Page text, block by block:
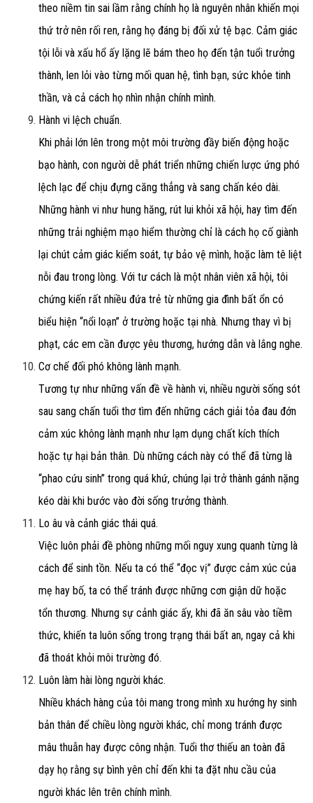
theo niềm tin sai lầm rằng chính họ là nguyên nhân khiến mọi
thứ trở nên rối ren, rằng họ đáng bị đối xử tệ bạc. Cảm giác
tội lỗi và xấu hổ ấy lặng lẽ bám theo họ đến tận tuổi trưởng
thành, len lỏi vào từng mối quan hệ, tình bạn, sức khỏe tinh
thần, và cả cách họ nhìn nhận chính mình.
Hành vi lệch chuẩn.
Khi phải lớn lên trong một môi trường đầy biến động hoặc
bạo hành, con người dễ phát triển những chiến lược ứng phó
lệch lạc để chịu đựng căng thẳng và sang chấn kéo dài.
Những hành vi như hung hăng, rút lui khỏi xã hội, hay tìm đến
những trải nghiệm mạo hiểm thường chỉ là cách họ cố giành
lại chút cảm giác kiểm soát, tự bảo vệ mình, hoặc làm tê liệt
nỗi đau trong lòng. Với tư cách là một nhân viên xã hội, tôi
chứng kiến rất nhiều đứa trẻ từ những gia đình bất ổn có
biểu hiện “nổi loạn” ở trường hoặc tại nhà. Nhưng thay vì bị
phạt, các em cần được yêu thương, hướng dẫn và lắng nghe.
Cơ chế đối phó không lành mạnh.
Tương tự như những vấn đề về hành vi, nhiều người sống sót
sau sang chấn tuổi thơ tìm đến những cách giải tỏa đau đớn
cảm xúc không lành mạnh như lạm dụng chất kích thích
hoặc tự hại bản thân. Dù những cách này có thể đã từng là
“phao cứu sinh” trong quá khứ, chúng lại trở thành gánh nặng
kéo dài khi bước vào đời sống trưởng thành.
Lo âu và cảnh giác thái quá.
Việc luôn phải đề phòng những mối nguy xung quanh từng là
cách để sinh tồn. Nếu ta có thể “đọc vị” được cảm xúc của
mẹ hay bố, ta có thể tránh được những cơn giận dữ hoặc
tổn thương. Nhưng sự cảnh giác ấy, khi đã ăn sâu vào tiềm
thức, khiến ta luôn sống trong trạng thái bất an, ngay cả khi
đã thoát khỏi môi trường đó.
Luôn làm hài lòng người khác.
Nhiều khách hàng của tôi mang trong mình xu hướng hy sinh
bản thân để chiều lòng người khác, chỉ mong tránh được
mâu thuẫn hay được công nhận. Tuổi thơ thiếu an toàn đã
dạy họ rằng sự bình yên chỉ đến khi ta đặt nhu cầu của
người khác lên trên chính mình.